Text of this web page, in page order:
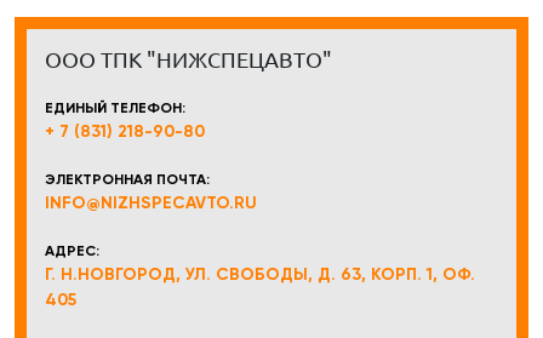
ООО ТПК "НИЖСПЕЦАВТО"
ЕДИНЫЙ ТЕЛЕФОН:
+ 7 (831) 218-90-80
ЭЛЕКТРОННАЯ ПОЧТА:
INFO@NIZHSPECAVTO.RU
АДРЕС:
Г. Н.НОВГОРОД, УЛ. СВОБОДЫ, Д. 63, КОРП. 1, ОФ.
405